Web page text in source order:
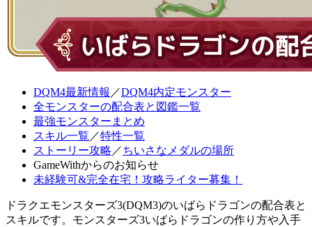
DQM4最新情報 ／DQM4内定モンスター
全モンスターの配合表と図鑑一覧
最強モンスターまとめ
スキル一覧 ／特性一覧
ストーリー攻略 ／ちいさなメダルの場所
GameWithからのお知らせ
未経験可&完全在宅！攻略ライター募集！
ドラクエモンスターズ3(DQM3)のいばらドラゴンの配合表と
スキルです。モンスターズ3いばらドラゴンの作り方や入手